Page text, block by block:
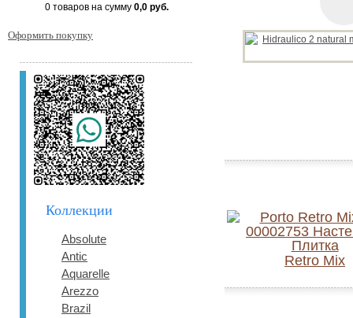
0 товаров на сумму 0,0 руб.
Оформить покупку
Коллекции
Absolute
Antic
Aquarelle
Arezzo
Brazil
Retro Mix